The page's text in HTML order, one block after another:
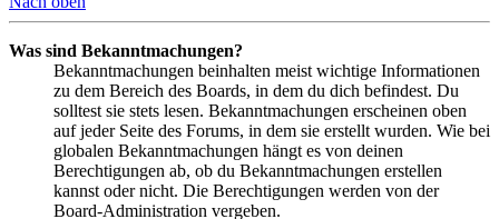
Was sind Bekanntmachungen?
Bekanntmachungen beinhalten meist wichtige Informationen
zu dem Bereich des Boards, in dem du dich befindest. Du
solltest sie stets lesen. Bekanntmachungen erscheinen oben
auf jeder Seite des Forums, in dem sie erstellt wurden. Wie bei
globalen Bekanntmachungen hängt es von deinen
Berechtigungen ab, ob du Bekanntmachungen erstellen
kannst oder nicht. Die Berechtigungen werden von der
Board-Administration vergeben.